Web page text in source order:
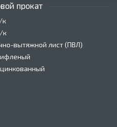
прокат
к
к
вытяжной лист (ПВЛ)